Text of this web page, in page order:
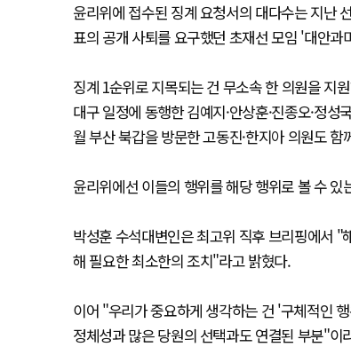
윤리위에 접수된 징계 요청서의 대다수는 지난
표의 공개 사퇴를 요구했던 초재선 모임 '대안과
징계 1순위로 지목되는 건 무소속 한 의원을 지
대구 일정에 동행한 김예지·안상훈·진종오·정
월 부산 북갑을 방문한 고동진·한지아 의원도 함
윤리위에선 이들의 행위를 해당 행위로 볼 수 있
박성훈 수석대변인은 최고위 직후 브리핑에서
해 필요한 최소한의 조치"라고 밝혔다.
이어 "우리가 중요하게 생각하는 건 '구체적인
정체성과 많은 당원의 선택과도 연결된 부분"이